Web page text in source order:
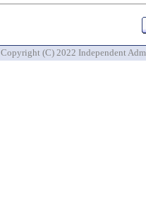
Copyright (C) 2022 Independent